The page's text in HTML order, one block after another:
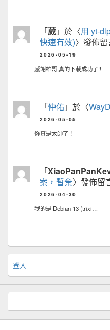
「葳」於〈用 yt-
快速有效)〉發佈
2026-05-19
感謝雄哥,真的下載成功了!!
「仲佑」於〈
2026-05-05
你真是太帥了！
「
案，暫棄〉發佈留
2026-04-30
我的是 Debian 13 (trixi…
登入